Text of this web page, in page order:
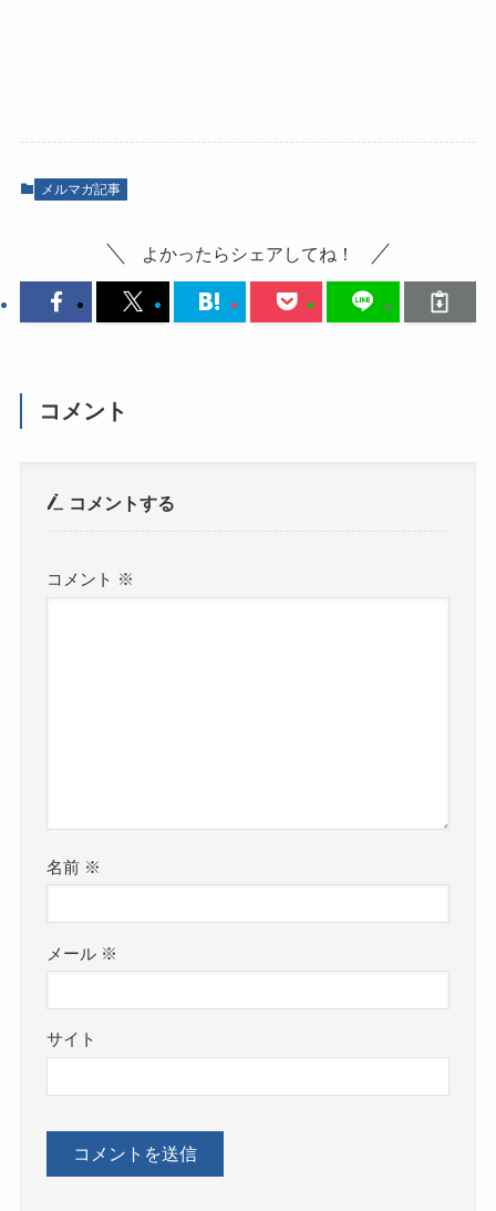
メルマガ記事
よかったらシェアしてね！
コメント
コメントする
コメント ※
名前 ※
メール ※
サイト